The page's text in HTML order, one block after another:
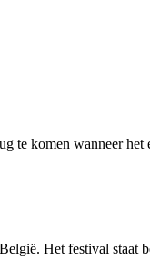
te komen wanneer
Het festival